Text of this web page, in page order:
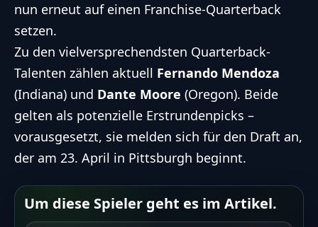
nun erneut auf einen Franchise-Quarterback
setzen.
Zu den vielversprechendsten Quarterback-
Talenten zählen aktuell Fernando Mendoza
(Indiana) und Dante Moore (Oregon). Beide
gelten als potenzielle Erstrundenpicks –
vorausgesetzt, sie melden sich für den Draft an,
der am 23. April in Pittsburgh beginnt.
Um diese Spieler geht es im Artikel.